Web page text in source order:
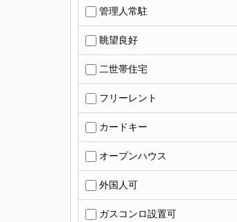
管理人常駐
眺望良好
二世帯住宅
フリーレント
カードキー
オープンハウス
外国人可
ガスコンロ設置可